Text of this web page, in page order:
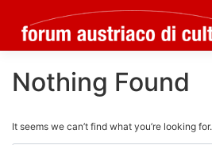
SkipNothing Found
It seems we can’t find what you’re looking